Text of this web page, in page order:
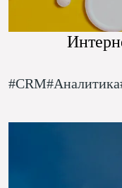
#CRM#Аналитика